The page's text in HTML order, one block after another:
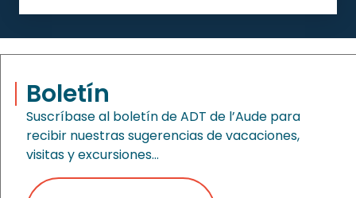
Boletín
Suscríbase al boletín de ADT de l’Aude para
recibir nuestras sugerencias de vacaciones,
visitas y excursiones…